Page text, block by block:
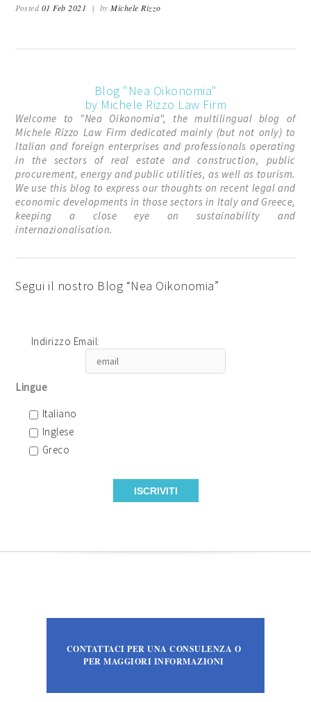
Posted01 Feb 2021 | byMichele Rizzo
Blog "Nea Oikonomia"
by Michele Rizzo Law Firm
Welcome to "Nea Oikonomia", the multilingual blog of
Michele Rizzo Law Firm dedicated mainly (but not only) to
Italian and foreign enterprises and professionals operating
in the sectors of real estate and construction, public
procurement, energy and public utilities, as well as tourism.
We use this blog to express our thoughts on recent legal and
economic developments in those sectors in Italy and Greece,
keeping a close eye on sustainability and
internazionalisation.
Segui il nostro Blog “Nea Oikonomia”
Indirizzo Email:
Lingue
Italiano
Inglese
Greco
CONTATTACI PER UNA CONSULENZA O
PER MAGGIORI INFORMAZIONI